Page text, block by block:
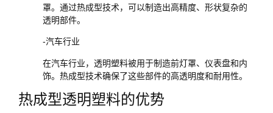
罩。通过热成型技术，可以制造出高精度、形状复杂的
透明部件。
-汽车行业
在汽车行业，透明塑料被用于制造前灯罩、仪表盘和内
饰。热成型技术确保了这些部件的高透明度和耐用性。
热成型透明塑料的优势